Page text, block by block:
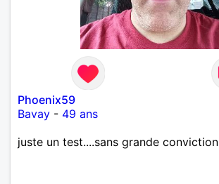
Phoenix59
Bavay - 49 ans
juste un test....sans grande conviction